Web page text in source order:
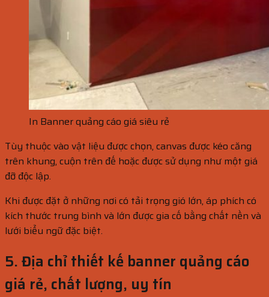
In Banner quảng cáo giá siêu rẻ
Tùy thuộc vào vật liệu được chọn, canvas được kéo căng
trên khung, cuộn trên đế hoặc được sử dụng như một giá
đỡ độc lập.
Khi được đặt ở những nơi có tải trọng gió lớn, áp phích có
kích thước trung bình và lớn được gia cố bằng chất nền và
lưới biểu ngữ đặc biệt.
5. Địa chỉ thiết kế banner quảng cáo
giá rẻ, chất lượng, uy tín